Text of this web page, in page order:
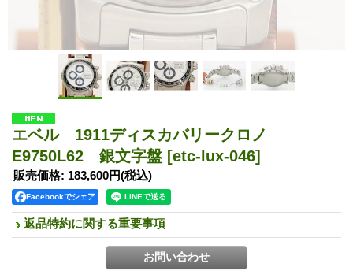
エベル 1911ディスカバリークロノ
E9750L62 銀文字盤 [etc-lux-046]
販売価格: 183,600円(税込)
Facebookでシェア
返品特約に関する重要事項